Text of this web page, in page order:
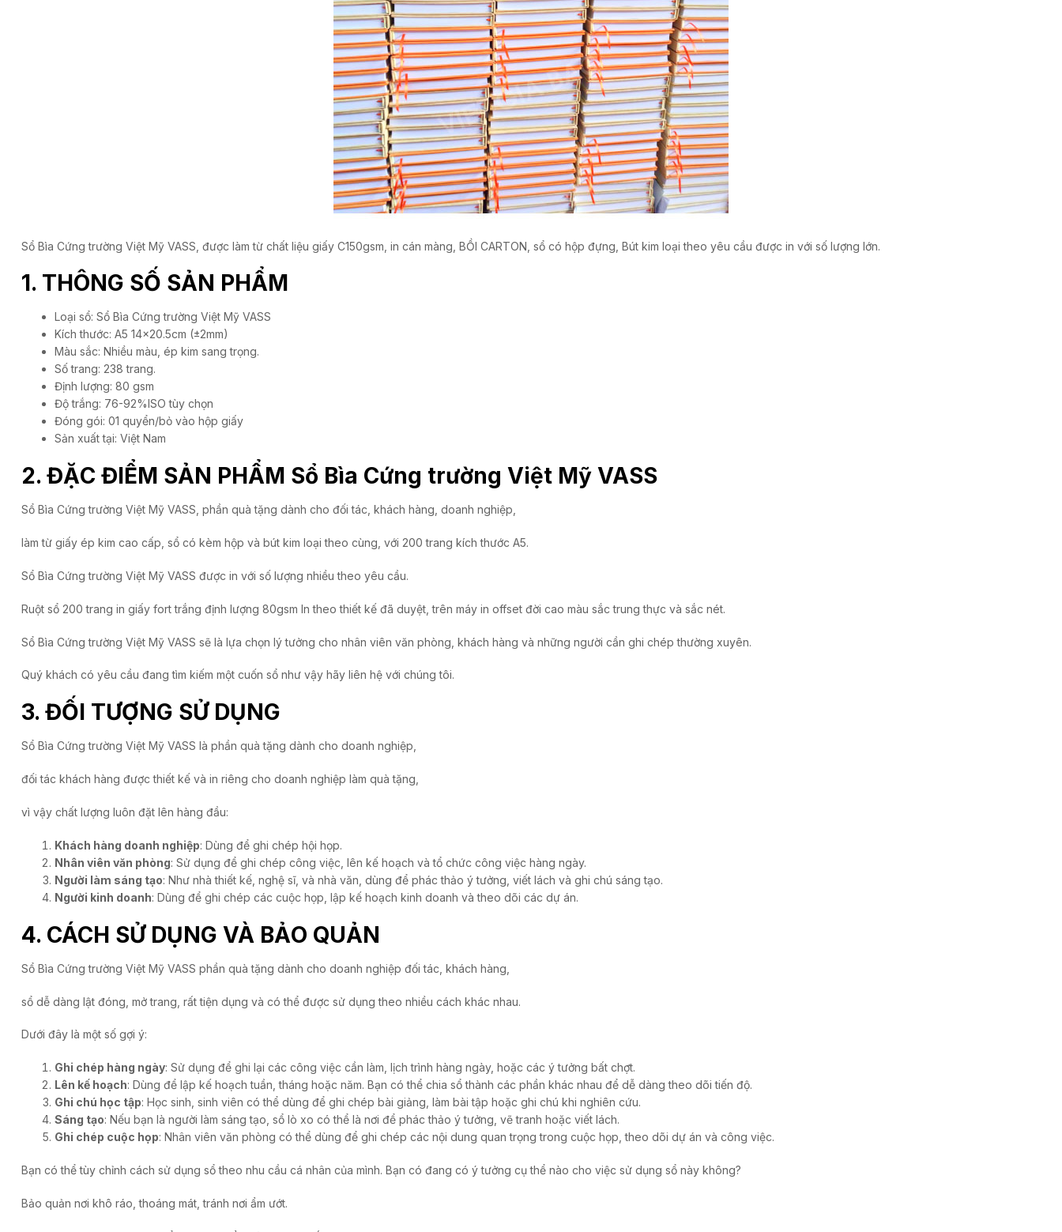
Sổ Bìa Cứng trường Việt Mỹ VASS, được làm từ chất liệu giấy C150gsm, in cán màng, BỒI CARTON, sổ có hộp đựng, Bút kim loại theo yêu cầu được in với số lượng lớn.
1. THÔNG SỐ SẢN PHẨM
Loại sổ: Sổ Bìa Cứng trường Việt Mỹ VASS
Kích thước: A5 14×20.5cm (±2mm)
Màu sắc: Nhiều màu, ép kim sang trọng.
Số trang: 238 trang.
Định lượng: 80 gsm
Độ trắng: 76-92%ISO tùy chọn
Đóng gói: 01 quyển/bỏ vào hộp giấy
Sản xuất tại: Việt Nam
2. ĐẶC ĐIỂM SẢN PHẨM Sổ Bìa Cứng trường Việt Mỹ VASS
Sổ Bìa Cứng trường Việt Mỹ VASS, phần quà tặng dành cho đối tác, khách hàng, doanh nghiệp,
làm từ giấy ép kim cao cấp, sổ có kèm hộp và bút kim loại theo cùng, với 200 trang kích thước A5.
Sổ Bìa Cứng trường Việt Mỹ VASS được in với số lượng nhiều theo yêu cầu.
Ruột sổ 200 trang in giấy fort trắng định lượng 80gsm In theo thiết kế đã duyệt, trên máy in offset đời cao màu sắc trung thực và sắc nét.
Sổ Bìa Cứng trường Việt Mỹ VASS sẽ là lựa chọn lý tưởng cho nhân viên văn phòng, khách hàng và những người cần ghi chép thường xuyên.
Quý khách có yêu cầu đang tìm kiếm một cuốn sổ như vậy hãy liên hệ với chúng tôi.
3. ĐỐI TƯỢNG SỬ DỤNG
Sổ Bìa Cứng trường Việt Mỹ VASS là phần quà tặng dành cho doanh nghiệp,
đối tác khách hàng được thiết kế và in riêng cho doanh nghiệp làm quà tặng,
vì vậy chất lượng luôn đặt lên hàng đầu:
Khách hàng doanh nghiệp: Dùng để ghi chép hội họp.
Nhân viên văn phòng: Sử dụng để ghi chép công việc, lên kế hoạch và tổ chức công việc hàng ngày.
Người làm sáng tạo: Như nhà thiết kế, nghệ sĩ, và nhà văn, dùng để phác thảo ý tưởng, viết lách và ghi chú sáng tạo.
Người kinh doanh: Dùng để ghi chép các cuộc họp, lập kế hoạch kinh doanh và theo dõi các dự án.
4. CÁCH SỬ DỤNG VÀ BẢO QUẢN
Sổ Bìa Cứng trường Việt Mỹ VASS phần quà tặng dành cho doanh nghiệp đối tác, khách hàng,
sổ dễ dàng lật đóng, mở trang, rất tiện dụng và có thể được sử dụng theo nhiều cách khác nhau.
Dưới đây là một số gợi ý:
Ghi chép hàng ngày: Sử dụng để ghi lại các công việc cần làm, lịch trình hàng ngày, hoặc các ý tưởng bất chợt.
Lên kế hoạch: Dùng để lập kế hoạch tuần, tháng hoặc năm. Bạn có thể chia sổ thành các phần khác nhau để dễ dàng theo dõi tiến độ.
Ghi chú học tập: Học sinh, sinh viên có thể dùng để ghi chép bài giảng, làm bài tập hoặc ghi chú khi nghiên cứu.
Sáng tạo: Nếu bạn là người làm sáng tạo, sổ lò xo có thể là nơi để phác thảo ý tưởng, vẽ tranh hoặc viết lách.
Ghi chép cuộc họp: Nhân viên văn phòng có thể dùng để ghi chép các nội dung quan trọng trong cuộc họp, theo dõi dự án và công việc.
Bạn có thể tùy chỉnh cách sử dụng sổ theo nhu cầu cá nhân của mình. Bạn có đang có ý tưởng cụ thể nào cho việc sử dụng sổ này không?
Bảo quản nơi khô ráo, thoáng mát, tránh nơi ẩm ướt.